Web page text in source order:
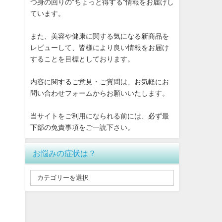
つ身の回りの”ちょっと得する”情報をお届けし
ています。
また、美容や健康に関する気になる新商品を
レビューして、皆様により良い情報をお届け
することを目標としております。
内容に関するご意見・ご質問は、お気軽にお
問い合わせフォームからお願いいたします。
当サイトをご利用になられる前には、必ず最
下部の免責事項をご一読下さい。
お悩みの症状は？